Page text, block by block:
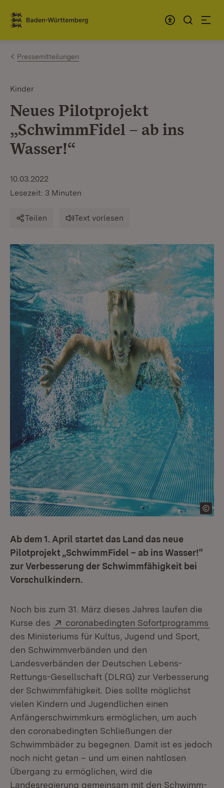
Zum Inhalt springen
Link zur Startseite
Pressemitteilungen
Kinder
Neues Pilotprojekt
„SchwimmFidel – ab ins
Wasser!“
10.03.2022
Lesezeit: 3 Minuten
Teilen Text vorlesen
Ab dem 1. April startet das Land das neue
Pilotprojekt „SchwimmFidel – ab ins Wasser!“
zur Verbesserung der Schwimmfähigkeit bei
Vorschulkindern.
Noch bis zum 31. März dieses Jahres laufen die
Kurse des
Extern:
coronabedingten Sofortprogramms
des Ministeriums für Kultus, Jugend und Sport,
den Schwimmverbänden und den
Landesverbänden der Deutschen Lebens-
Rettungs-Gesellschaft (DLRG) zur Verbesserung
der Schwimmfähigkeit. Dies sollte möglichst
vielen Kindern und Jugendlichen einen
Anfängerschwimmkurs ermöglichen, um auch
den coronabedingten Schließungen der
Schwimmbäder zu begegnen. Damit ist es jedoch
noch nicht getan – und um einen nahtlosen
Übergang zu ermöglichen, wird die
Landesregierung gemeinsam mit den Schwimm-